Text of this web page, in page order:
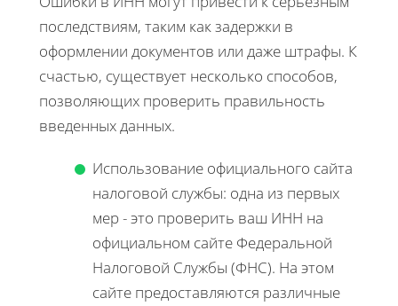
последствиям, таким как задержки в
оформлении документов или даже штрафы. К
счастью, существует несколько способов,
позволяющих проверить правильность
введенных данных.
Использование официального сайта
налоговой службы: одна из первых
мер - это проверить ваш ИНН на
официальном сайте Федеральной
Налоговой Службы (ФНС). На этом
сайте предоставляются различные